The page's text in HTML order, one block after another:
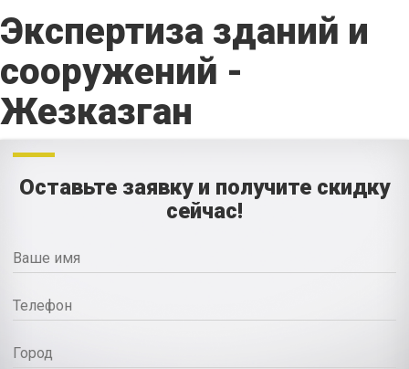
Экспертиза зданий и
сооружений -
Жезказган
Оставьте заявку и получите скидку
сейчас!